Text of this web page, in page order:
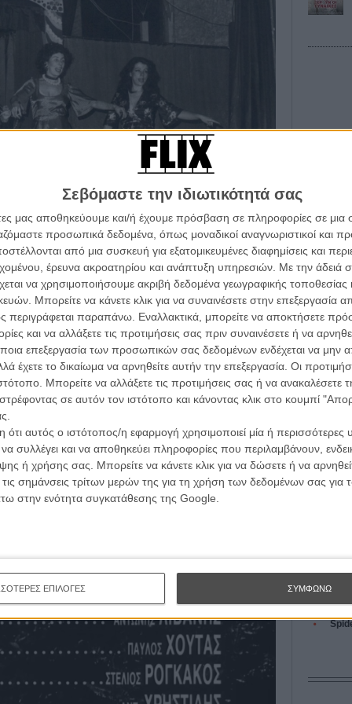
Σεβόμαστε την ιδιωτικότητά σας
μας αποθηκεύουμε και/ή έχουμε πρόσβαση σε πληροφορίες σε
προσωπικά δεδομένα, όπως μοναδικοί αναγνωριστικοί και
από μια συσκευή για εξατομικευμένες διαφημίσεις και
έρευνα ακροατηρίου και ανάπτυξη υπηρεσιών. Με την άδειά
να χρησιμοποιήσουμε ακριβή δεδομένα γεωγραφικής τοποθεσίας
Μπορείτε να κάνετε κλικ για να συναινέσετε στην επεξεργασία
περιγράφεται παραπάνω. Εναλλακτικά, μπορείτε να αποκτήσετε
και να αλλάξετε τις προτιμήσεις σας πριν συναινέσετε ή να
επεξεργασία των προσωπικών σας δεδομένων ενδέχεται να μην
έχετε το δικαίωμα να αρνηθείτε αυτήν την επεξεργασία. Οι
Μπορείτε να αλλάξετε τις προτιμήσεις σας ή να ανακαλέσετε
σε αυτόν τον ιστότοπο και κάνοντας κλικ στο κουμπί
αυτός ο ιστότοπος/η εφαρμογή χρησιμοποιεί μία ή περισσότερες
συλλέγει και να αποθηκεύει πληροφορίες που περιλαμβάνουν,
ή χρήσης σας. Μπορείτε να κάνετε κλικ για να δώσετε ή να
σημάνσεις τρίτων μερών της για τη χρήση των δεδομένων σας
στην ενότητα συγκατάθεσης της Google.
ΕΠΙΛΟΓΕΣ ΣΥΜΦΩΝΩ
«Της Λαρίσης το Ποτάμι», 1977 (αρχείο: Θεσσαλικό
δημιουργών, όπως ο Γιώργος Πανουσόπουλος και ο
στην Ελλάδα από την Νέα Υόρκη όπου και το
αργότερα director, στο γραφείο της στο Κολωνάκι,
σωστό ρόλο, ανάλογα με τις ανάγκες της κάθε
νέων ηθοποιών και πρότυπο για όλους τους casting
director αναγράφονται ταινίες όπως το «Singapore
και το «Θα σε Δω στην Κόλαση Αγάπη Μου» του
Ανδρέα Πάντζη από το 1996, ενώ ως σύμβουλος
Χ. Κούτρα στην «Επίθεση του Γιγαντιαίου
Οι
Οδύσσεια
The
Ψηλά
Tacones
Πέδρο
Ο
L’ Affaire
Ζαν-Πολ
Ο
10
τον